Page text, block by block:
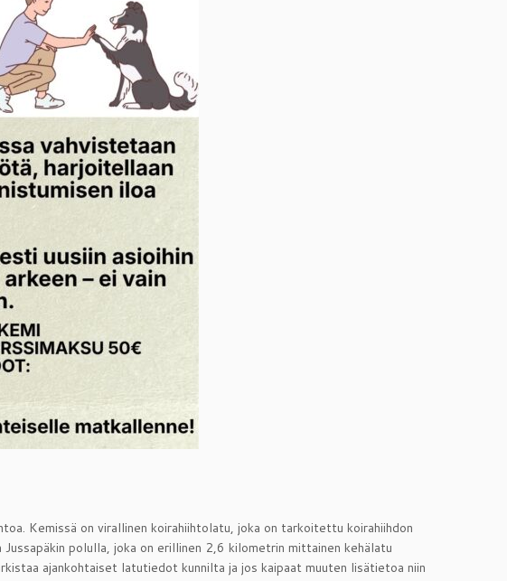
Kemissä on virallinen koirahiihtolatu, joka on tarkoitettu koirahiihdon
polulla, joka on erillinen 2,6 kilometrin mittainen kehälatu
ajankohtaiset latutiedot kunnilta ja jos kaipaat muuten lisätietoa niin